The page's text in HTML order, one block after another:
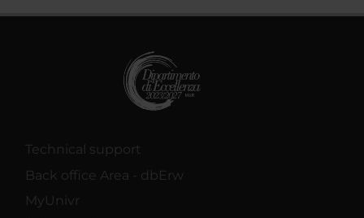
Technical support
Back office Area - dbErw
MyUnivr